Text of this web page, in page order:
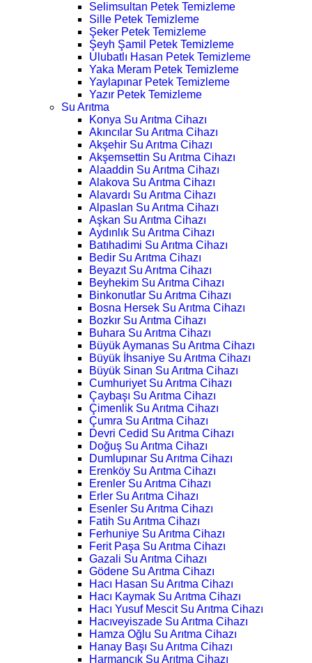
Selimsultan Petek Temizleme
Sille Petek Temizleme
Şeker Petek Temizleme
Şeyh Şamil Petek Temizleme
Ulubatlı Hasan Petek Temizleme
Yaka Meram Petek Temizleme
Yaylapınar Petek Temizleme
Yazır Petek Temizleme
Su Arıtma
Konya Su Arıtma Cihazı
Akıncılar Su Arıtma Cihazı
Akşehir Su Arıtma Cihazı
Akşemsettin Su Arıtma Cihazı
Alaaddin Su Arıtma Cihazı
Alakova Su Arıtma Cihazı
Alavardı Su Arıtma Cihazı
Alpaslan Su Arıtma Cihazı
Aşkan Su Arıtma Cihazı
Aydınlık Su Arıtma Cihazı
Batıhadimi Su Arıtma Cihazı
Bedir Su Arıtma Cihazı
Beyazıt Su Arıtma Cihazı
Beyhekim Su Arıtma Cihazı
Binkonutlar Su Arıtma Cihazı
Bosna Hersek Su Arıtma Cihazı
Bozkır Su Arıtma Cihazı
Buhara Su Arıtma Cihazı
Büyük Aymanas Su Arıtma Cihazı
Büyük İhsaniye Su Arıtma Cihazı
Büyük Sinan Su Arıtma Cihazı
Cumhuriyet Su Arıtma Cihazı
Çaybaşı Su Arıtma Cihazı
Çimenlik Su Arıtma Cihazı
Çumra Su Arıtma Cihazı
Devri Cedid Su Arıtma Cihazı
Doğuş Su Arıtma Cihazı
Dumlupınar Su Arıtma Cihazı
Erenköy Su Arıtma Cihazı
Erenler Su Arıtma Cihazı
Erler Su Arıtma Cihazı
Esenler Su Arıtma Cihazı
Fatih Su Arıtma Cihazı
Ferhuniye Su Arıtma Cihazı
Ferit Paşa Su Arıtma Cihazı
Gazali Su Arıtma Cihazı
Gödene Su Arıtma Cihazı
Hacı Hasan Su Arıtma Cihazı
Hacı Kaymak Su Arıtma Cihazı
Hacı Yusuf Mescit Su Arıtma Cihazı
Hacıveyiszade Su Arıtma Cihazı
Hamza Oğlu Su Arıtma Cihazı
Hanay Başı Su Arıtma Cihazı
Harmancık Su Arıtma Cihazı